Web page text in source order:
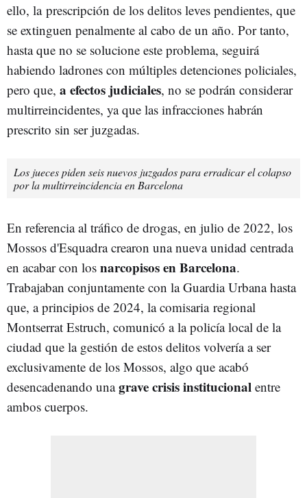
ello, la prescripción de los delitos leves pendientes, que
se extinguen penalmente al cabo de un año. Por tanto,
hasta que no se solucione este problema, seguirá
habiendo ladrones con múltiples detenciones policiales,
pero que, a efectos judiciales, no se podrán considerar
multirreincidentes, ya que las infracciones habrán
prescrito sin ser juzgadas.
Los jueces piden seis nuevos juzgados para erradicar el colapso
por la multirreincidencia en Barcelona
En referencia al tráfico de drogas, en julio de 2022, los
Mossos d'Esquadra crearon una nueva unidad centrada
en acabar con los narcopisos en Barcelona.
Trabajaban conjuntamente con la Guardia Urbana hasta
que, a principios de 2024, la comisaria regional
Montserrat Estruch, comunicó a la policía local de la
ciudad que la gestión de estos delitos volvería a ser
exclusivamente de los Mossos, algo que acabó
desencadenando unagrave crisis institucional entre
ambos cuerpos.